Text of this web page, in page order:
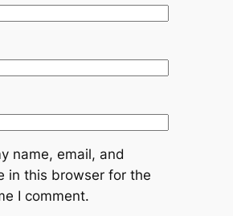
name, email, and
in this browser for the
I comment.